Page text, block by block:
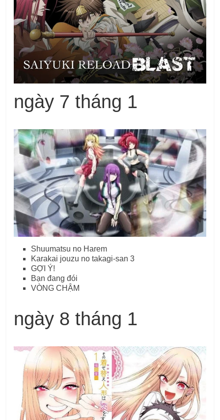
ngày 7 tháng 1
Shuumatsu no Harem
Karakai jouzu no takagi-san 3
GỢI Ý!
Bạn đang đói
VÒNG CHẬM
ngày 8 tháng 1